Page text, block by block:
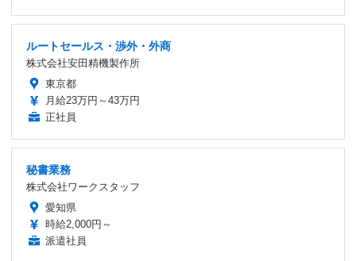
ルートセールス・渉外・外商
株式会社安田精機製作所
東京都
月給23万円～43万円
正社員
秘書業務
株式会社ワークスタッフ
愛知県
時給2,000円～
派遣社員